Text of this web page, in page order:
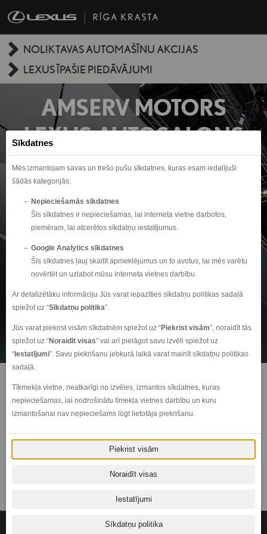
NOLIKTAVAS AUTOMAŠĪNU AKCIJAS
LEXUS ĪPAŠIE PIEDĀVĀJUMI
AMSERV MOTORS
LEXUS AUTOSALONS
un tā saimnieka attiecībām. Tā ir abpusēja tiekšanās uz pilnību, ko sniedz
pārliecība būt labākajam. Būt autosalonam, kas apkalpo augstākās klases
zīmola auto, nozīmē perfektu veikumu visā tā sniegto pakalpojumu spektrā.
Viens no Eiropā pirmajiem LEXUS zīmola jaunās identitātes autocentriem
© 2016-2026 SIA "Amserv Motors"
Sīkdatnes
Mēs izmantojam savas un trešo pušu sīkdatnes, kuras esam iedalījuši
šādās kategorijās:
Nepieciešamās sīkdatnes
Šīs sīkdatnes ir nepieciešamas, lai interneta vietne darbotos,
piemēram, lai atcerētos sīkdatņu iestatījumus.
Google Analytics sīkdatnes
Šīs sīkdatnes ļauj skaitīt apmeklējumus un to avotus, lai mēs varētu
novērtēt un uzlabot mūsu interneta vietnes darbību.
Ar detalizētāku informāciju Jūs varat iepazīties sīkdatņu politikas sadaļā
spiežot uz “Sīkdatņu politika”.
Jūs varat piekrist visām sīkdatnēm spiežot uz “Piekrist visām”, noraidīt tās
spiežot uz “Noraidīt visas” vai arī pielāgot savu izvēli spiežot uz
“ Iestatījumi”. Savu piekrišanu jebkurā laikā varat mainīt sīkdatņu politikas
sadaļā.
Tīkmekļa vietne, neatkarīgi no izvēles, izmantos sīkdatnes, kuras
nepieciešamas, lai nodrošinātu tīmekļa vietnes darbību un kuru
izmantošanai nav nepieciešams lūgt lietotāja piekrišanu.
Piekrist visām
Noraidīt visas
Iestatījumi
Sīkdatņu politika